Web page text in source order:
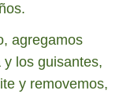
agregamos
los guisantes,
y removemos,